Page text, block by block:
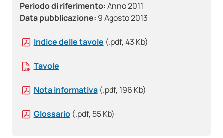
Periodo di riferimento:Anno 2011
Data pubblicazione: 9 Agosto 2013
Indice delle tavole (.pdf, 43 Kb)
Tavole
Nota informativa (.pdf, 196 Kb)
Glossario (.pdf, 55 Kb)